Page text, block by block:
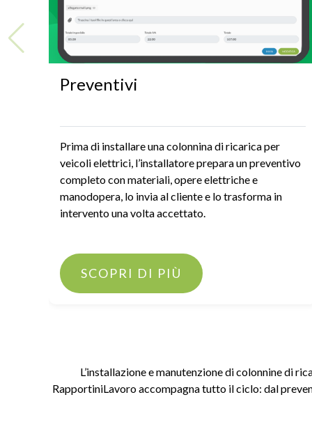
Preventivi
Prima di installare una colonnina di ricarica per
veicoli elettrici, l’installatore prepara un preventivo
completo con materiali, opere elettriche e
manodopera, lo invia al cliente e lo trasforma in
intervento una volta accettato.
SCOPRI DI PIÙ
L’installazione e manutenzione di colonnine di
RapportiniLavoro accompagna tutto il ciclo: dal